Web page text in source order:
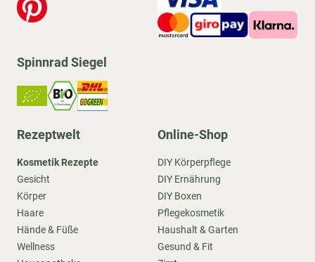
Spinnrad Siegel
Rezeptwelt
Kosmetik Rezepte
Gesicht
Körper
Haare
Hände & Füße
Wellness
Online-Shop
DIY Körperpflege
DIY Ernährung
DIY Boxen
Pflegekosmetik
Haushalt & Garten
Gesund & Fit